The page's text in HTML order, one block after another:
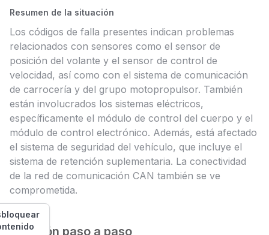
Resumen de la situación
Los códigos de falla presentes indican problemas
relacionados con sensores como el sensor de
posición del volante y el sensor de control de
velocidad, así como con el sistema de comunicación
de carrocería y del grupo motopropulsor. También
están involucrados los sistemas eléctricos,
específicamente el módulo de control del cuerpo y el
módulo de control electrónico. Además, está afectado
el sistema de seguridad del vehículo, que incluye el
sistema de retención suplementaria. La conectividad
de la red de comunicación CAN también se ve
comprometida.
Solución paso a paso